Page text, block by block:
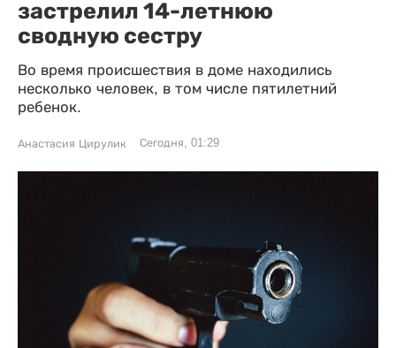
застрелил 14-летнюю
сводную сестру
Во время происшествия в доме находились
несколько человек, в том числе пятилетний
ребенок.
Анастасия Цирулик Сегодня, 01:29